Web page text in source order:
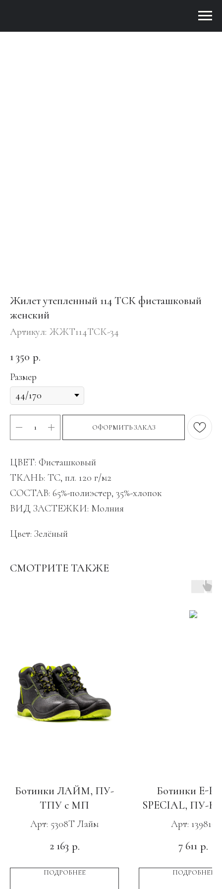
Жилет утепленный 114 ТСК фисташковый
женский
Артикул: ЖЖТ114ТСК-34
1 350 р.
Размер
ОФОРМИТЬ ЗАКАЗ
ЦВЕТ: Фисташковый
ТКАНЬ: TC, пл. 120 г/м2
СОСТАВ: 65%-полиэстер, 35%-хлопок
ВИД ЗАСТЕЖКИ: Молния
Цвет: Зелёный
СМОТРИТЕ ТАКЖЕ
Ботинки ЛАЙМ, ПУ-
ТПУ с МП
Арт: 5308Т Лайм
2 163 р.
ПОДРОБНЕЕ
Ботинки E-
SPECIAL, ПУ-
с КС
Арт: 139816
7 611 р.
ПОДРОБНЕЕ